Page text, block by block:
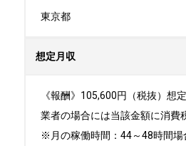
東京都
想定月収
《報酬》105,600円（税抜）想
業者の場合には当該金額に消費
※月の稼働時間：44～48時間